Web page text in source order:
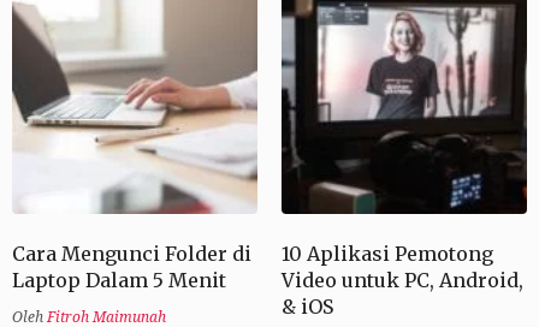
Cara Mengunci Folder di
Laptop Dalam 5 Menit
Oleh Fitroh Maimunah
10 Aplikasi Pemotong
Video untuk PC, Android,
& iOS